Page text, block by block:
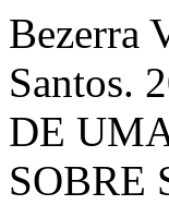
Bezerra
Santos.
DE
SOBRE